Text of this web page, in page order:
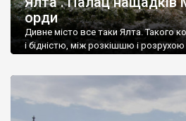
орди
Дивне місто все таки Ялта. Такого
і бідністю, між розкішшю і розрухою